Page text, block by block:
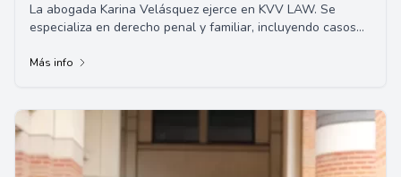
La abogada Karina Velásquez ejerce en KVV LAW. Se
especializa en derecho penal y familiar, incluyendo casos
Más info